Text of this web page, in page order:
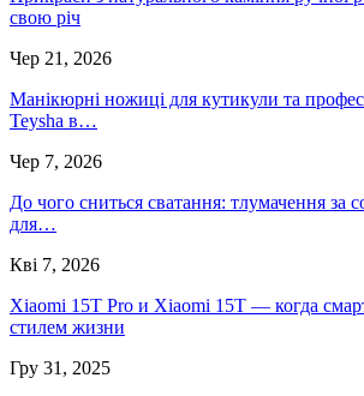
свою річ
Чер 21, 2026
Манікюрні ножиці для кутикули та
Teysha в…
Чер 7, 2026
До чого сниться сватання: тлумачення за
для…
Кві 7, 2026
Xiaomi 15T Pro и Xiaomi 15T — когда
стилем жизни
Гру 31, 2025